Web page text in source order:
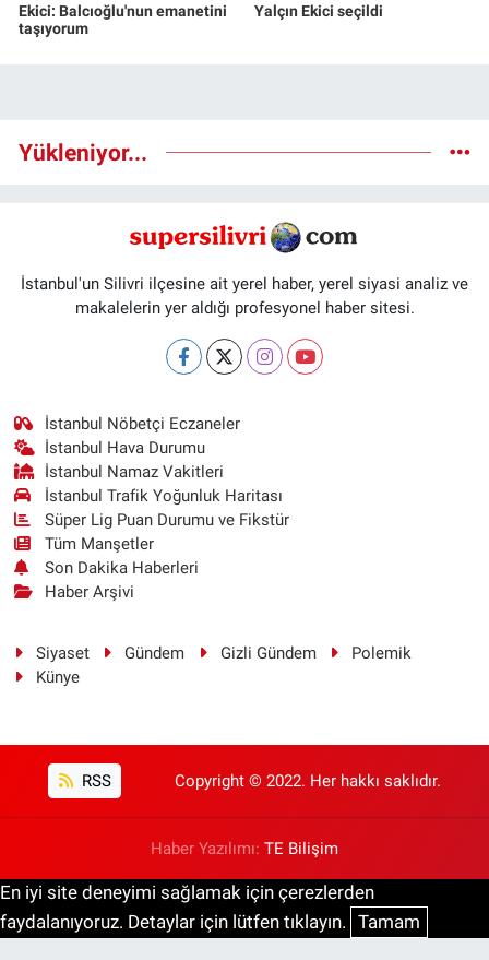
Ekici: Balcıoğlu'nun emanetini
taşıyorum
Yalçın Ekici seçildi
Yükleniyor...
İstanbul'un Silivri ilçesine ait yerel haber, yerel siyasi analiz ve
makalelerin yer aldığı profesyonel haber sitesi.
İstanbul Nöbetçi Eczaneler
İstanbul Hava Durumu
İstanbul Namaz Vakitleri
İstanbul Trafik Yoğunluk Haritası
Süper Lig Puan Durumu ve Fikstür
Tüm Manşetler
Son Dakika Haberleri
Haber Arşivi
Siyaset Gündem Gizli Gündem
Polemik
Künye
RSS Copyright © 2022. Her hakkı saklıdır.
Haber Yazılımı: TE Bilişim
En iyi site deneyimi sağlamak için çerezlerden
faydalanıyoruz. Detaylar için lütfen tıklayın. Tamam